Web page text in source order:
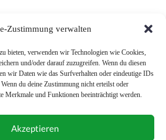
Zustimmung verwalten
bieten, verwenden wir Technologien wie Cookies,
und/oder darauf zuzugreifen. Wenn du diesen
wir Daten wie das Surfverhalten oder eindeutige IDs
du deine Zustimmung nicht erteilst oder
Merkmale und Funktionen beeinträchtigt werden.
Akzeptieren